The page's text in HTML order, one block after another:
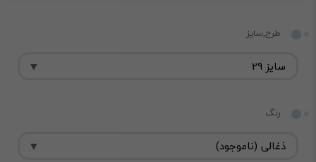
طرح,سایز
رنگ